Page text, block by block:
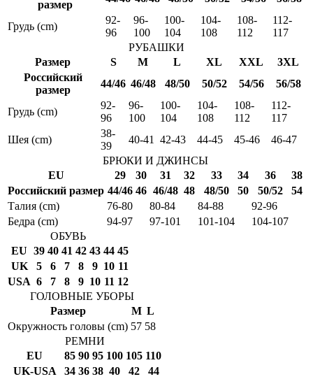
размер
Грудь (cm)
92-
96
96-
100
100-
104
104-
108
108-
112
112-
117
РУБАШКИ
Размер
S M L XL XXL
3XL
Российский
размер
44/46 46/48 48/50 50/52 54/56 56/58
Грудь (cm)
92-
96
96-
100
100-
104
104-
108
108-
112
112-
117
Шея (cm)
38-
39
40-41 42-43 44-45 45-46
46-47
БРЮКИ И ДЖИНСЫ
EU
29 30 31 32 33 34 36
38
Российский размер 44/46 46 46/48 48 48/50 50 50/52
54
Талия (cm)
76-80 80-84 84-88
92-96
Бедра (cm)
94-97 97-101 101-104
104-107
ОБУВЬ
EU 39 40 41 42 43 44 45
UK
5 6 7 8 9 10 11
USA 6 7 8 9 10 11 12
ГОЛОВНЫЕ УБОРЫ
Размер
M L
Окружность головы (cm) 57 58
РЕМНИ
EU
85 90 95 100 105 110
UK-USA
34 36 38 40 42
44